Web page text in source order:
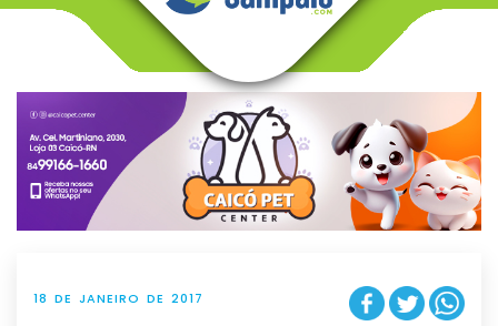
v
g
t
i
o
n
18 DE JANEIRO DE 2017